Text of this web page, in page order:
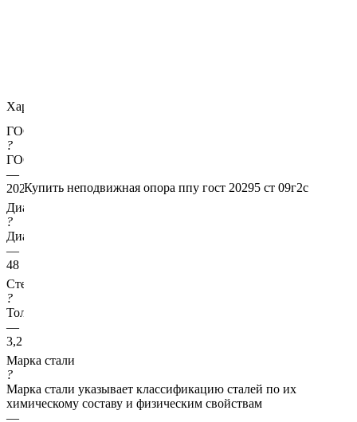
Купить неподвижная опора ппу гост 20295 ст 09г2с
Характеристики
ГОСТ несущей трубы
?
ГОСТ основной трубы
—
20295
Диаметр трубы, мм
?
Диаметр основной трубы
—
48
Стенка трубы, мм
?
Толщина стенки несущей трубы
—
3,2
Марка стали
?
Марка стали указывает классификацию сталей по их
химическому составу и физическим свойствам
—